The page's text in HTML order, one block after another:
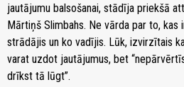
jautājumu balsošanai, stādīja priekšā
Mārtiņš Slimbahs. Ne vārda par to, kas
strādājis un ko vadījis. Lūk, izvirzītais
varat uzdot jautājumus, bet
drīkst tā lūgt”.